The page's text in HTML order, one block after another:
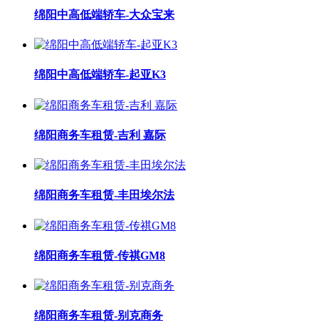
绵阳中高低端轿车-大众宝来
绵阳中高低端轿车-起亚K3
绵阳商务车租赁-吉利 嘉际
绵阳商务车租赁-丰田埃尔法
绵阳商务车租赁-传祺GM8
绵阳商务车租赁-别克商务